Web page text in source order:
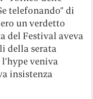
telefonando” di
un verdetto
del Festival aveva
della serata
veniva
insistenza